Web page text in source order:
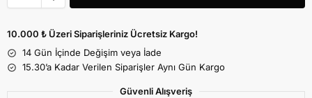
10.000 ₺ Üzeri Siparişleriniz Ücretsiz Kargo!
14 Gün İçinde Değişim veya İade
15.30’a Kadar Verilen Siparişler Aynı Gün Kargo
Güvenli Alışveriş